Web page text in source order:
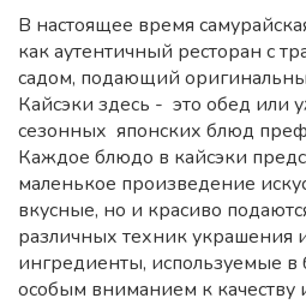
В настоящее время
как аутентичный ресторан с
садом, подающий
Кайсэки здесь - это обед или
сезонных японских блюд
Каждое блюдо в кайсэки
маленькое произведение
вкусные, но и красиво
различных техник украшения
ингредиенты, используемые в
особым вниманием к качеству